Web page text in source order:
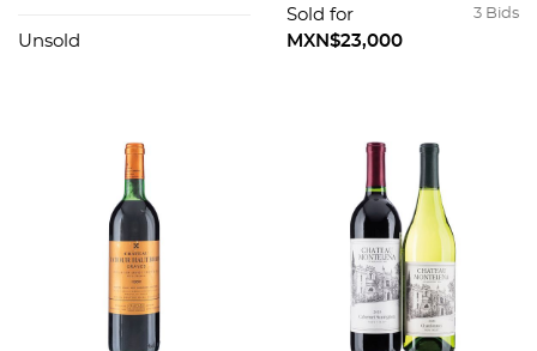
Unsold
cuello Pzas 3 94/100
3 Bids
Sold for
MXN$23,000